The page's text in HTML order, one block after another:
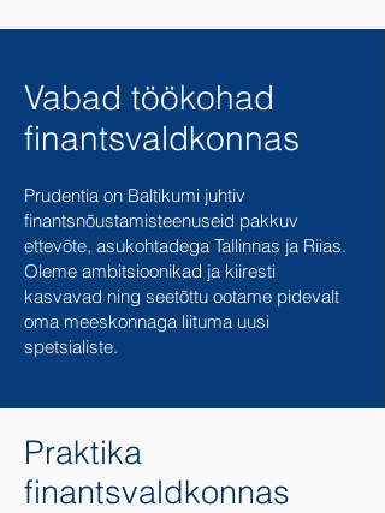
Vabad töökohad
finantsvaldkonnas
Prudentia on Baltikumi juhtiv
finantsnõustamisteenuseid pakkuv
ettevõte, asukohtadega Tallinnas ja Riias.
Oleme ambitsioonikad ja kiiresti
kasvavad ning seetõttu ootame pidevalt
oma meeskonnaga liituma uusi
spetsialiste.
Praktika
finantsvaldkonnas